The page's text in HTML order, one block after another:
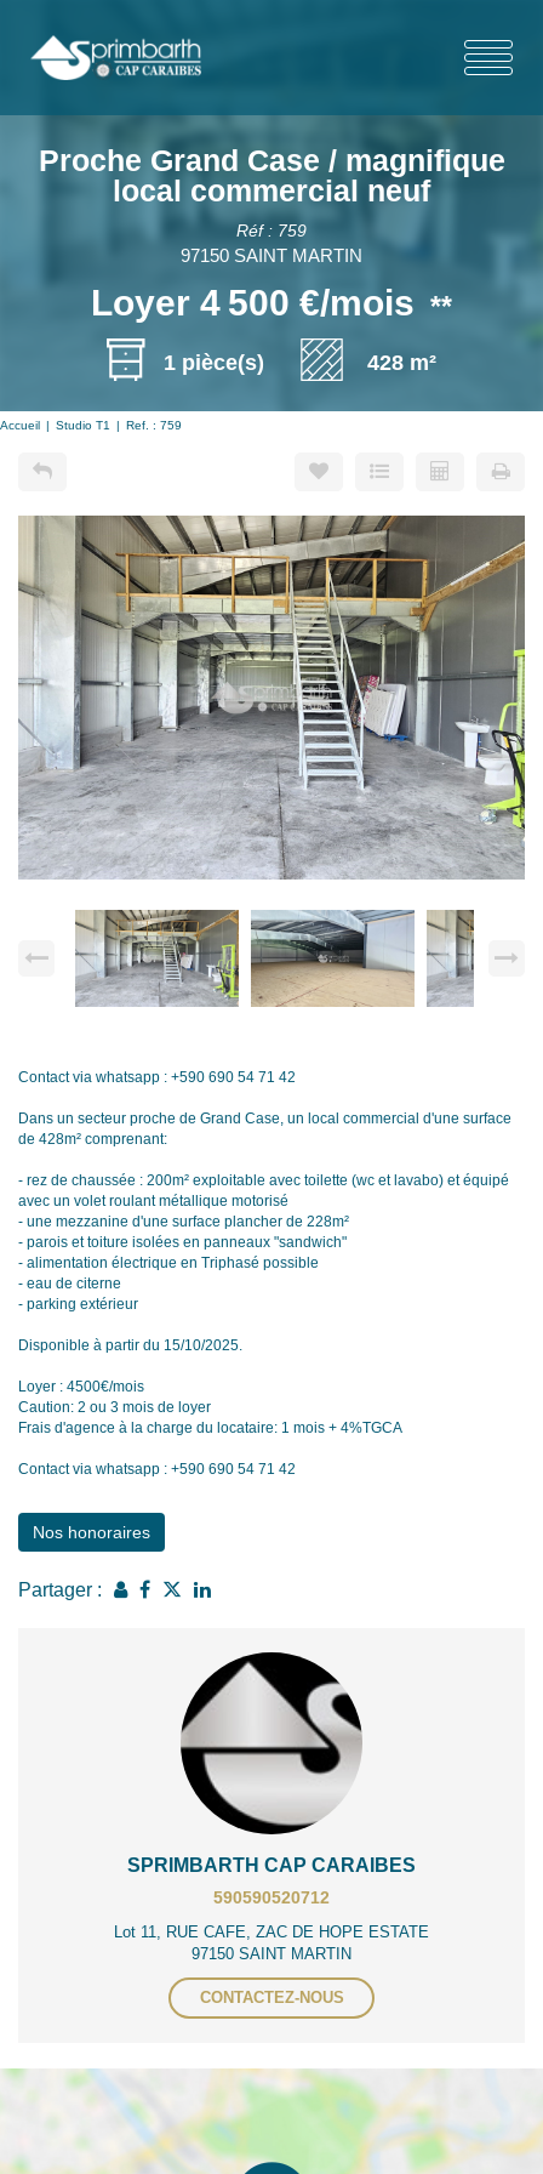
Proche Grand Case / magnifique
local commercial neuf
Réf : 759
97150 SAINT MARTIN
Loyer 4 500 €/mois **
1 pièce(s) 428 m²
Accueil Studio T1 Ref. : 759
Contact via whatsapp : +590 690 54 71 42
Dans un secteur proche de Grand Case, un local commercial d'une surface
de 428m² comprenant:
- rez de chaussée : 200m² exploitable avec toilette (wc et lavabo) et équipé
avec un volet roulant métallique motorisé
- une mezzanine d'une surface plancher de 228m²
- parois et toiture isolées en panneaux "sandwich"
- alimentation électrique en Triphasé possible
- eau de citerne
- parking extérieur
Disponible à partir du 15/10/2025.
Loyer : 4500€/mois
Caution: 2 ou 3 mois de loyer
Frais d'agence à la charge du locataire: 1 mois + 4%TGCA
Contact via whatsapp : +590 690 54 71 42
Nos honoraires
Partager :
SPRIMBARTH CAP CARAIBES
590590520712
Lot 11, RUE CAFE, ZAC DE HOPE ESTATE
97150 SAINT MARTIN
CONTACTEZ-NOUS